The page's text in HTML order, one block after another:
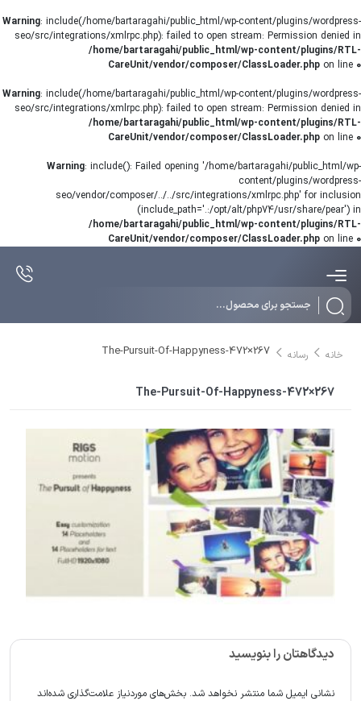
Warning: include(/home/bartaragahi/public_html/wp-content/plugins/wordpress-
seo/src/integrations/xmlrpc.php): failed to open stream: Permission denied in
/home/bartaragahi/public_html/wp-content/plugins/RTL-
CareUnit/vendor/composer/ClassLoader.php on line 0
Warning: include(/home/bartaragahi/public_html/wp-content/plugins/wordpress-
seo/src/integrations/xmlrpc.php): failed to open stream: Permission denied in
/home/bartaragahi/public_html/wp-content/plugins/RTL-
CareUnit/vendor/composer/ClassLoader.php on line 0
Warning: include(): Failed opening '/home/bartaragahi/public_html/wp-
content/plugins/wordpress-
seo/vendor/composer/../../src/integrations/xmlrpc.php' for inclusion
(include_path='.:/opt/alt/php74/usr/share/pear') in
/home/bartaragahi/public_html/wp-content/plugins/RTL-
CareUnit/vendor/composer/ClassLoader.php on line 0
خانه رسانه The-Pursuit-Of-Happyness-472×267
The-Pursuit-Of-Happyness-472×267
دیدگاهتان را بنویسید
نشانی ایمیل شما منتشر نخواهد شد. بخش‌های موردنیاز علامت‌گذاری شده‌اند